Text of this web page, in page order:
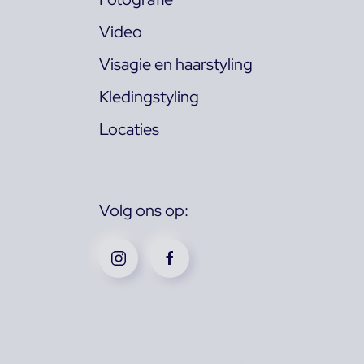
Video
Visagie en haarstyling
Kledingstyling
Locaties
Volg ons op: